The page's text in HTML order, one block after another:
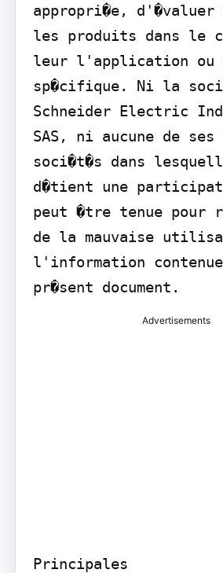
appropri�e,
les produits dans le
leur l'application
sp�cifique. Ni la
Schneider Electric
SAS, ni aucune de
soci�t�s dans
d�tient une
peut �tre tenue pour
de la mauvaise
l'information
pr�sent document.
Advertisements
Principales